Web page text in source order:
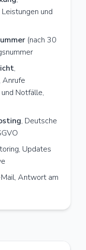
und
(nach 30
,
Anrufe
Notfälle,
, Deutsche
Updates
Antwort am